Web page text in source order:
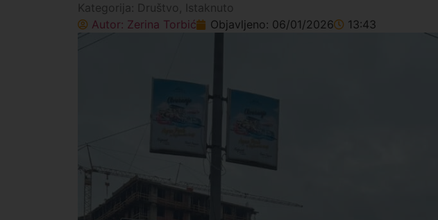
Kategorija: Društvo , Istaknuto
Autor: Zerina Torbić Objavljeno: 06/01/2026 13:43